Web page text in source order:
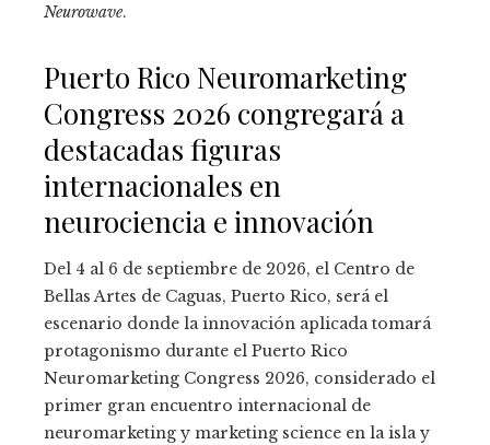
Neurowave.
Puerto Rico Neuromarketing
Congress 2026 congregará a
destacadas figuras
internacionales en
neurociencia e innovación
Del 4 al 6 de septiembre de 2026, el Centro de
Bellas Artes de Caguas, Puerto Rico, será el
escenario donde la innovación aplicada tomará
protagonismo durante el Puerto Rico
Neuromarketing Congress 2026, considerado el
primer gran encuentro internacional de
neuromarketing y marketing science en la isla y